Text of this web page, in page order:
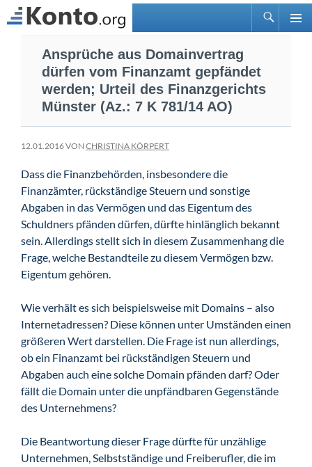
Suchen
Ansprüche aus Domainvertrag
dürfen vom Finanzamt gepfändet
werden; Urteil des Finanzgerichts
Münster (Az.: 7 K 781/14 AO)
12.01.2016 VON CHRISTINA KÖRPERT
Dass die Finanzbehörden, insbesondere die
Finanzämter, rückständige Steuern und sonstige
Abgaben in das Vermögen und das Eigentum des
Schuldners pfänden dürfen, dürfte hinlänglich bekannt
sein. Allerdings stellt sich in diesem Zusammenhang die
Frage, welche Bestandteile zu diesem Vermögen bzw.
Eigentum gehören.
Wie verhält es sich beispielsweise mit Domains – also
Internetadressen? Diese können unter Umständen einen
größeren Wert darstellen. Die Frage ist nun allerdings,
ob ein Finanzamt bei rückständigen Steuern und
Abgaben auch eine solche Domain pfänden darf? Oder
fällt die Domain unter die unpfändbaren Gegenstände
des Unternehmens?
Die Beantwortung dieser Frage dürfte für unzählige
Unternehmen, Selbstständige und Freiberufler, die im